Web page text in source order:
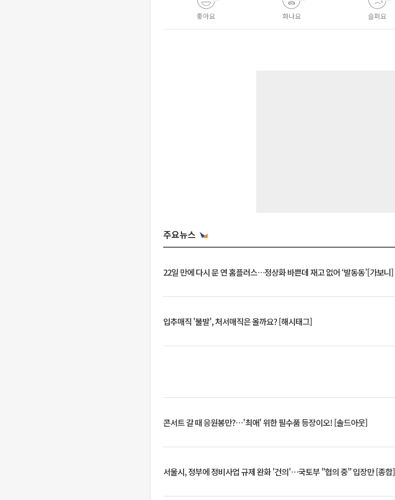
좋아요 화나요 슬퍼요
주요뉴스
22일 만에 다시 문 연 홈플러스…정상화 바쁜데 재고 없어 ‘발동동’[가보니]
입추매직 '불발', 처서매직은 올까요? [해시태그]
콘서트 갈 때 응원봉만?⋯'최애' 위한 필수품 등장이오! [솔드아웃]
서울시, 정부에 정비사업 규제 완화 '건의'⋯국토부 "협의 중" 입장만 [종합]